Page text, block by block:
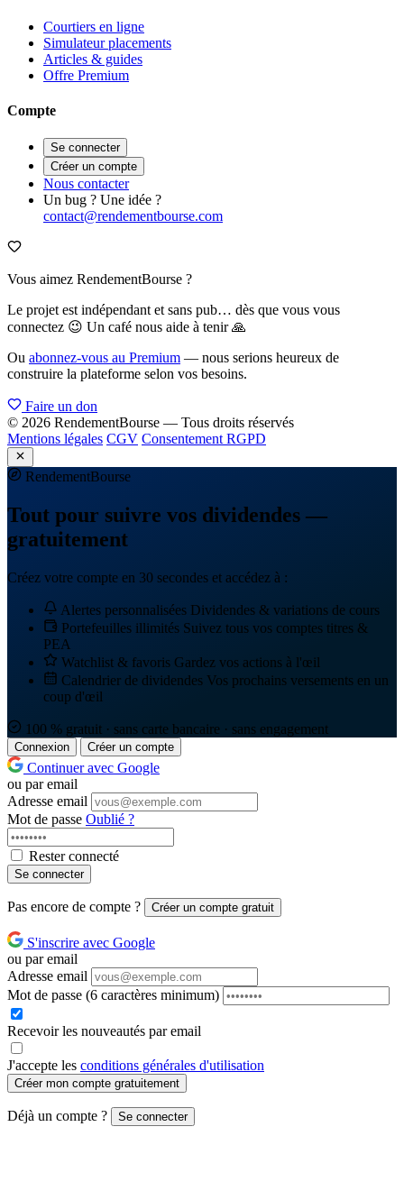
Courtiers en ligne
Simulateur placements
Articles & guides
Offre Premium
Compte
Se connecter
Créer un compte
Nous contacter
Un bug ? Une idée ?
contact@rendementbourse.com
Vous aimez RendementBourse ?
Le projet est indépendant et sans pub… dès que vous vous
connectez 😉 Un café nous aide à tenir 🙏
Ou abonnez-vous au Premium — nous serions heureux de
construire la plateforme selon vos besoins.
Faire un don
© 2026 RendementBourse — Tous droits réservés
Mentions légales CGV Consentement RGPD
RendementBourse
Tout pour suivre vos dividendes —
gratuitement
Créez votre compte en 30 secondes et accédez à :
Alertes personnalisées Dividendes & variations de cours
Portefeuilles illimités Suivez tous vos comptes titres &
PEA
Watchlist & favoris Gardez vos actions à l'œil
Calendrier de dividendes Vos prochains versements en un
coup d'œil
100 % gratuit · sans carte bancaire · sans engagement
Connexion Créer un compte
Continuer avec Google
ou par email
Adresse email
Mot de passe Oublié ?
Rester connecté
Se connecter
Pas encore de compte ? Créer un compte gratuit
S'inscrire avec Google
ou par email
Adresse email
Mot de passe (6 caractères minimum)
Recevoir les nouveautés par email
J'accepte les conditions générales d'utilisation
Créer mon compte gratuitement
Déjà un compte ? Se connecter